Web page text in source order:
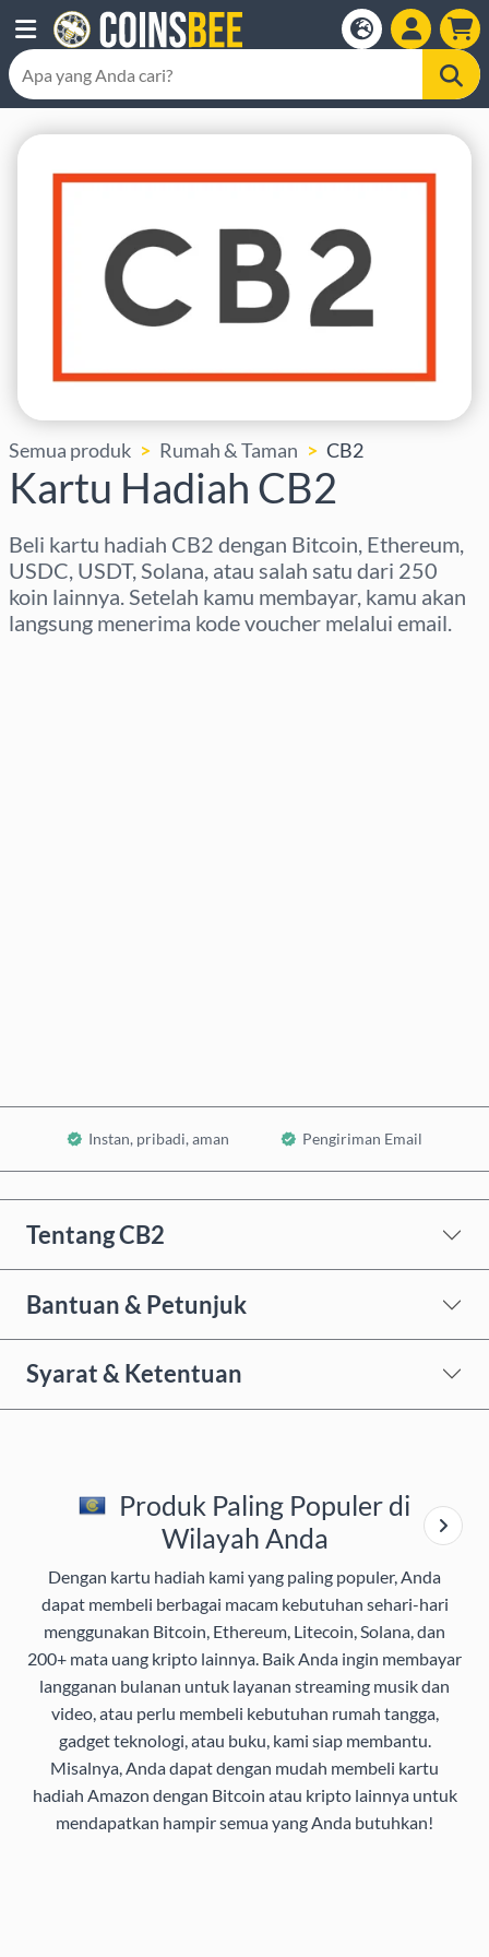
Semua produk Rumah & Taman CB2
Kartu Hadiah CB2
Beli kartu hadiah CB2 dengan Bitcoin, Ethereum,
USDC, USDT, Solana, atau salah satu dari 250
koin lainnya. Setelah kamu membayar, kamu akan
langsung menerima kode voucher melalui email.
Instan, pribadi, aman Pengiriman Email
Tentang CB2
Bantuan & Petunjuk
Syarat & Ketentuan
Produk Paling Populer di
Wilayah Anda
Dengan kartu hadiah kami yang paling populer, Anda
dapat membeli berbagai macam kebutuhan sehari-hari
menggunakan Bitcoin, Ethereum, Litecoin, Solana, dan
200+ mata uang kripto lainnya. Baik Anda ingin membayar
langganan bulanan untuk layanan streaming musik dan
video, atau perlu membeli kebutuhan rumah tangga,
gadget teknologi, atau buku, kami siap membantu.
Misalnya, Anda dapat dengan mudah membeli kartu
hadiah Amazon dengan Bitcoin atau kripto lainnya untuk
mendapatkan hampir semua yang Anda butuhkan!